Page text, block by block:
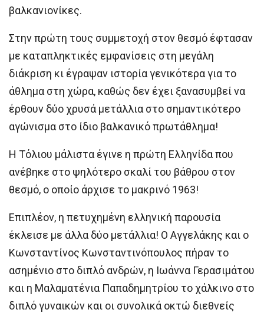
βαλκανιονίκες.
Στην πρώτη τους συμμετοχή στον θεσμό έφτασαν
με καταπληκτικές εμφανίσεις στη μεγάλη
διάκριση κι έγραψαν ιστορία γενικότερα για το
άθλημα στη χώρα, καθώς δεν έχει ξανασυμβεί να
έρθουν δύο χρυσά μετάλλια στο σημαντικότερο
αγώνισμα στο ίδιο βαλκανικό πρωτάθλημα!
Η Τόλιου μάλιστα έγινε η πρώτη Ελληνίδα που
ανέβηκε στο ψηλότερο σκαλί του βάθρου στον
θεσμό, ο οποίο άρχισε το μακρινό 1963!
Επιπλέον, η πετυχημένη ελληνική παρουσία
έκλεισε με άλλα δύο μετάλλια! Ο Αγγελάκης και ο
Κωνσταντίνος Κωνσταντινόπουλος πήραν το
ασημένιο στο διπλό ανδρών, η Ιωάννα Γερασιμάτου
και η Μαλαματένια Παπαδημητρίου το χάλκινο στο
διπλό γυναικών και οι συνολικά οκτώ διεθνείς